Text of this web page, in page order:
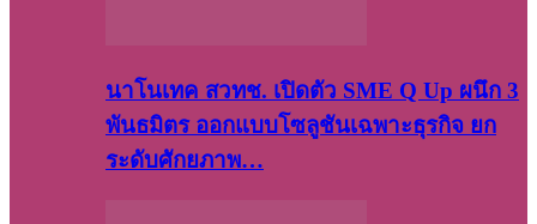
นาโนเทค สวทช. เปิดตัว SME Q Up ผนึก 3
พันธมิตร ออกแบบโซลูชันเฉพาะธุรกิจ ยก
ระดับศักยภาพ…